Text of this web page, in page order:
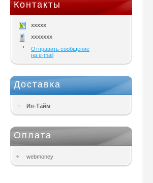
Контакты
xxxxx
xxxxxxx
Отправить сообщение
на e-mail
Доставка
Ин-Тайм
Оплата
webmoney